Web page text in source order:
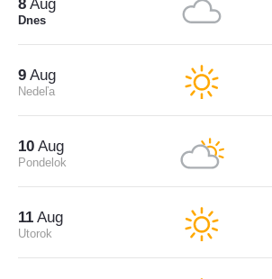
8 Aug
Dnes
9 Aug
Nedeľa
10 Aug
Pondelok
11 Aug
Utorok